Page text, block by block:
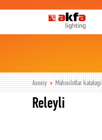
Asosiy Mahsulotlar katalogi
Releyli